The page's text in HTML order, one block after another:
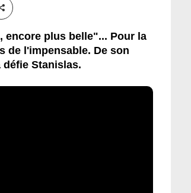
Partager cet article
encore plus belle"... Pour la
de l'impensable. De son
défie Stanislas.